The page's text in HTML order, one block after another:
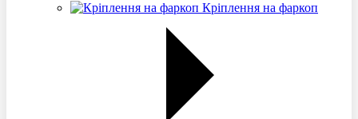
Кріплення на фаркоп